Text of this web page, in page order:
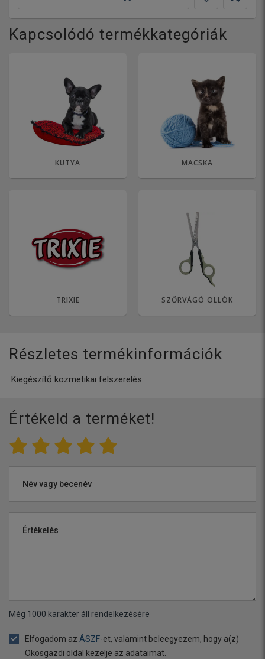
Kapcsolódó termékkategóriák
KUTYA MACSKA
TRIXIE SZŐRVÁGÓ OLLÓK
Részletes termékinformációk
Kiegészítő kozmetikai felszerelés.
Értékeld a terméket!
Név vagy becenév
Értékelés
Még 1000 karakter áll rendelkezésére
Elfogadom az ÁSZF-et, valamint beleegyezem, hogy a(z)
Okosgazdi oldal kezelje az adataimat.